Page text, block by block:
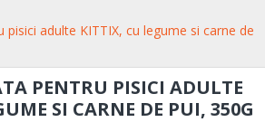
pisici adulte KITTIX, cu legume si carne de
PENTRU PISICI ADULTE
SI CARNE DE PUI, 350G